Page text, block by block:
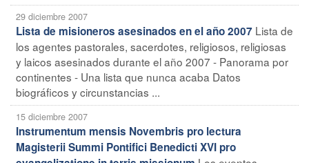
29 diciembre 2007
Lista de misioneros asesinados en el año 2007 Lista de
los agentes pastorales, sacerdotes, religiosos, religiosas
y laicos asesinados durante el año 2007 - Panorama por
continentes - Una lista que nunca acaba Datos
biográficos y circunstancias ...
15 diciembre 2007
Instrumentum mensis Novembris pro lectura
Magisterii Summi Pontifici Benedicti XVI pro